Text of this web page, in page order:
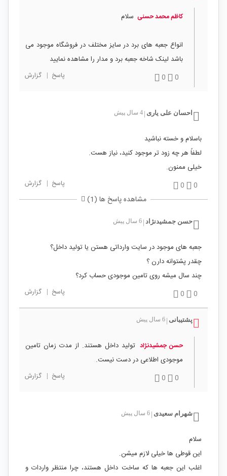
کاظم محمد حسنی سلام
انواع جعبه های برد در سایز مختلف در فروشگاه موجود می
باشد لینک شاخه جعبه برد و مدار را مشاهده نمایید
0
0 پاسخ | گزارش
احسان علی یاری 4 سال پیش
باسلام و خسته نباشید
لطفاً هر چه زود تر موجود کنید، نیاز هست.
خیلی ممنون.
0
0 پاسخ | گزارش
مشاهده پاسخ ها (1)
حسن جمشیدنژاد 6 سال پیش
جعبه های موجود در سایت وارداتی هستن یا تولید داخل؟
چقدر پشتوانه دارن ؟
چند سال میشه روی تامین موجودی حساب کرد؟
0
0 پاسخ | گزارش
پشتیبانی 6 سال پیش
حسن جمشیدنژاد تولید داخل هستند. از مدت زمان تامین
موجودی اطلاعی در دست نیست.
0
0 پاسخ | گزارش
شهرام سعیدی 6 سال پیش
سلام
این قوطی ها خیلی لازم میشن.
اغلب این جعبه ها که ساخت داخل هستند، چرا منتظر واردات و